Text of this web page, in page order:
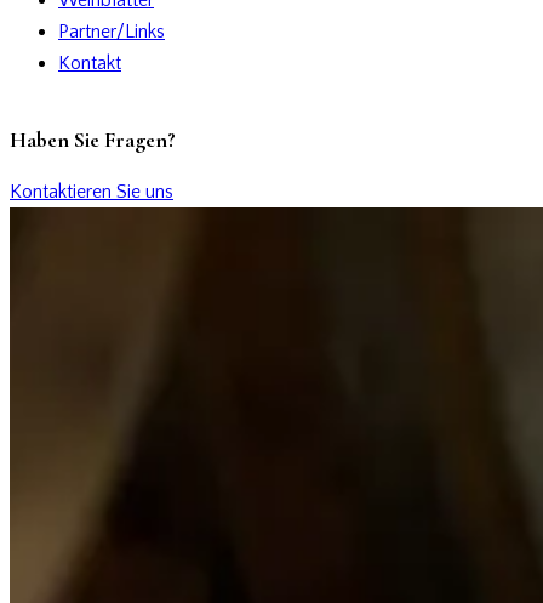
Partner/Links
Kontakt
Haben Sie Fragen?
Kontaktieren Sie uns